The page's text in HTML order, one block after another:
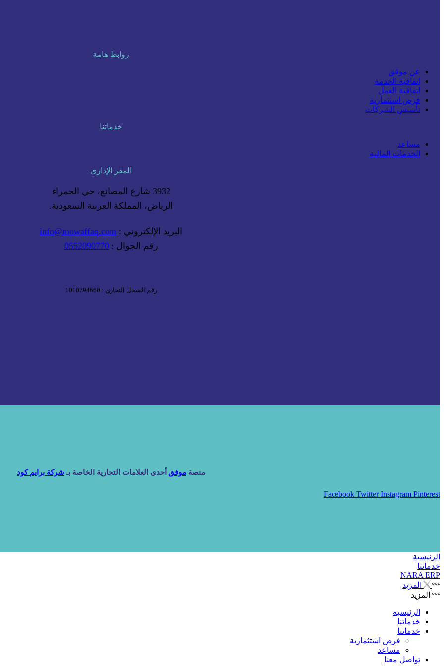
روابط هامة
عن موفق
اتفاقية الخدمة
اتفاقية العمل
فرص استثمارية
تأسيس الشركات
خدماتنا
مساعد
الخدمات المالية
المقر الإداري
3932 شارع المصانع، حي الحمراء
الرياض، المملكة العربية السعودية.
البريد الإلكتروني : info@mowaffaq.com
رقم الجوال :0552090770
رقم السجل التجاري : 1010794660
منصة موفق أحدى العلامات التجارية الخاصة بـ شركة برايم كود
Facebook Twitter Instagram Pinterest
الرئيسية
خدماتنا
NARA ERP
المزيد
المزيد
الرئيسية
خدماتنا
خدماتنا
فرص استثمارية
مساعد
تواصل معنا